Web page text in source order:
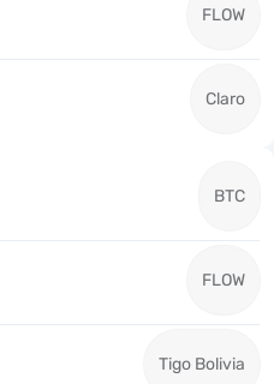
FLOW
Claro
BTC
FLOW
Tigo Bolivia